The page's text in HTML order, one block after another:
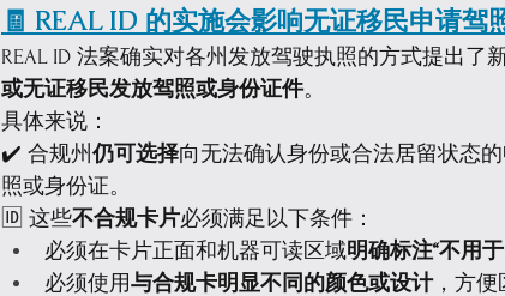
🧾 REAL ID 的实施会影响无证移民申请驾
REAL ID 法案确实对各州发放驾驶执照的方式提出了
或无证移民发放驾照或身份证件。
具体来说：
✔️ 合规州 仍可选择向无法确认身份或合法居留状态的
照或身份证。
🆔 这些不合规卡片必须满足以下条件：
必须在卡片正面和机器可读区域明确标注“不用于
必须使用与合规卡明显不同的颜色或设计，方便